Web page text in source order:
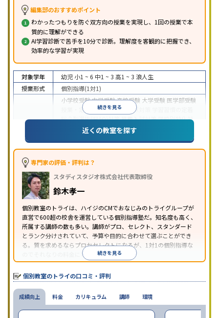
編集部のおすすめポイント
わかったつもりを防ぐ双方向の授業を実現し、1回の授業で本
質的に理解ができる
AI学習診断で苦手を10分で診断。理解度を客観的に把握でき、
効率的な学習が実現
続きを見る
対象学年 幼児 小1 ~ 6 中1 ~ 3 高1 ~ 3 浪人生
授業形式
個別指導(1対1)
小学校受験中学受験高校受験 大学受験 医学部受験
授業・定期テスト対策
内申点対策
総合型選抜(旧AO)対策推薦入試対策学校別特化対
国公立大対策私大対策 共通テスト対策
語・英会話特化対策その他科目別特化対策
特徴
中高一貫校生に対応
応
学習にPC・タブレットを利用
科目から受講可能季節講習のみの受講可
の子どもに対応
※2023年3月調査。
近くの教室を探す
専門家の評価・評判は？
スタディスタジオ株式会社代表取締役
鈴木孝一
個別教室のトライは、ハイジのCMでおなじみのトライグループが
直営で600超の校舎を運営している個別指導塾だ。知名度も高く、
所属する講師の数も多い。講師がプロ、セレクト、スタンダード
とランク分けされていて、予算や目的に合わせて選ぶことができ
る。質を求めるならプロかセレクトになるが、1対1の個別指導な
のでそれなりの料金になる。続きを見る
個別教室のトライの口コミ・評判
成績向上 料金 カリキュラム 講師 環境